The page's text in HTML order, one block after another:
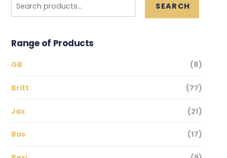
SEARCH
Range of Products
GB (8)
Britt (77)
Jax (21)
Bas (17)